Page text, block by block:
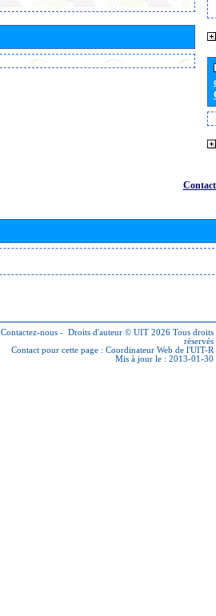
Contactez-nous - Droits d'auteur © UIT 2026 Tous droits
réservés
Contact pour cette page : Coordinateur Web de l'UIT-R
Mis à jour le : 2013-01-30